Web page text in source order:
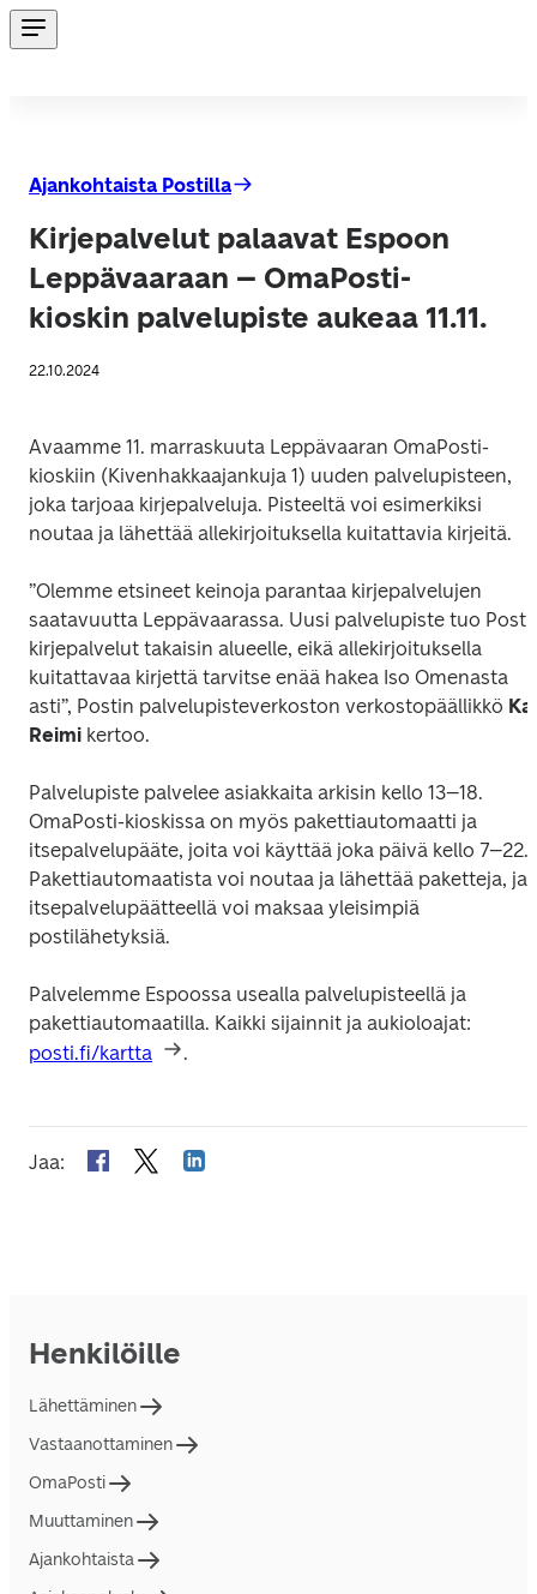
Ajankohtaista Postilla
Kirjepalvelut palaavat Espoon
Leppävaaraan – OmaPosti-
kioskin palvelupiste aukeaa 11.11.
22.10.2024
Avaamme 11. marraskuuta Leppävaaran OmaPosti-
kioskiin (Kivenhakkaajankuja 1) uuden palvelupisteen,
joka tarjoaa kirjepalveluja. Pisteeltä voi esimerkiksi
noutaa ja lähettää allekirjoituksella kuitattavia kirjeitä.
”Olemme etsineet keinoja parantaa kirjepalvelujen
saatavuutta Leppävaarassa. Uusi palvelupiste tuo
kirjepalvelut takaisin alueelle, eikä allekirjoituksella
kuitattavaa kirjettä tarvitse enää hakea Iso Omenasta
asti”, Postin palvelupisteverkoston verkostopäällikkö
Reimi kertoo.
Palvelupiste palvelee asiakkaita arkisin kello 13–18.
OmaPosti-kioskissa on myös pakettiautomaatti ja
itsepalvelupääte, joita voi käyttää joka päivä kello 7–22.
Pakettiautomaatista voi noutaa ja lähettää paketteja, ja
itsepalvelupäätteellä voi maksaa yleisimpiä
postilähetyksiä.
Palvelemme Espoossa usealla palvelupisteellä ja
posti.fi/kartta
.
Jaa:
Henkilöille
Lähettäminen
Vastaanottaminen
OmaPosti
Muuttaminen
Ajankohtaista